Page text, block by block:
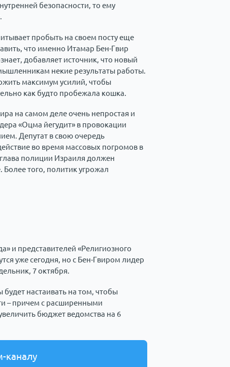
безопасности, то ему
пробыть на своем посту еще
что именно Итамар Бен-Гвир
добавляет источник, что новый
некие результаты работы.
максимум усилий, чтобы
как будто пробежала кошка.
на самом деле очень непростая и
«Оцма йегудит» в провокации
Депутат в свою очередь
во время массовых погромов в
полиции Израиля должен
Более того, политик угрожал
и представителей «Религиозного
уже сегодня, но с Бен-Гвиром лидер
7 октября.
будет настаивать на том, чтобы
– причем с расширенными
бюджет ведомства на 6
каналу